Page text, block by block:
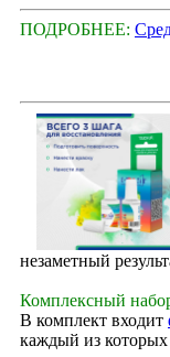
ПОДРОБНЕЕ:
незаметный
Комплексный
В комплект входит
каждый из